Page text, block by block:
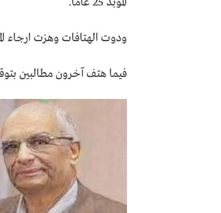
ودوت الهتافات وهزت ارجاء
فيما هتف آخرون مطالبين